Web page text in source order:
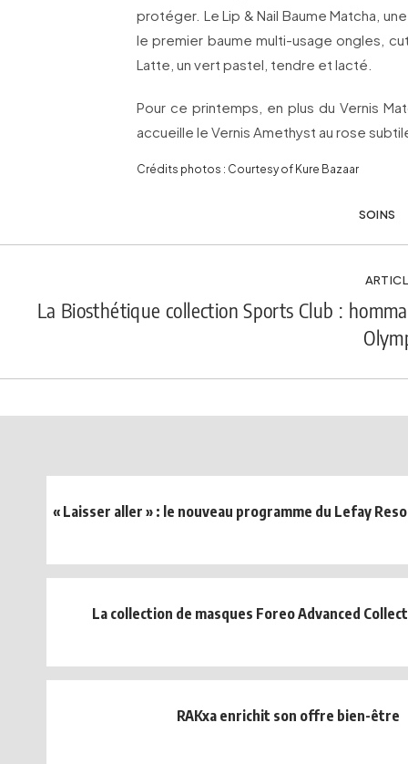
protéger. Le Lip & Nail Baume Matcha,
le premier baume multi-usage ongles,
Latte, un vert pastel, tendre et lacté.
Pour ce printemps, en plus du Vernis
accueille le Vernis Amethyst au rose
Crédits photos : Courtesy of Kure Bazaar
SOINS
La Biosthétique collection Sports Club :
« Laisser aller » : le nouveau programme du Lefay
La collection de masques Foreo Advanced
RAKxa enrichit son offre bien-être